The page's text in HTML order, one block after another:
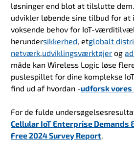
løsninger end blot at tilslutte
udvikler løbende sine tilbud for at
voksende behov for IoT-
herundersikkerhed , etglobalt
netværk udviklingsværktøjer og
måde kan Wireless Logic løse
puslespillet for dine komplekse
find ud af hvordan -udforsk
For de fulde
Cellular IoT Enterprise Demands
Free 2024 Survey Report